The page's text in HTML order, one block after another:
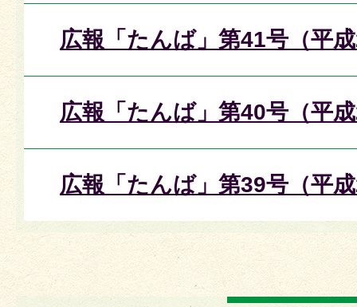
広報「たんば」第41号（平
広報「たんば」第40号（平
広報「たんば」第39号（平